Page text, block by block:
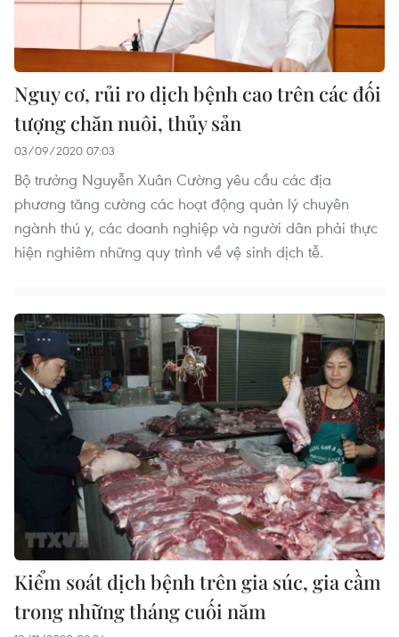
Nguy cơ, rủi ro dịch bệnh cao trên các đối
tượng chăn nuôi, thủy sản
03/09/2020 07:03
Bộ trưởng Nguyễn Xuân Cường yêu cầu các địa
phương tăng cường các hoạt động quản lý chuyên
ngành thú y, các doanh nghiệp và người dân phải thực
hiện nghiêm những quy trình về vệ sinh dịch tễ.
Kiểm soát dịch bệnh trên gia súc, gia cầm
trong những tháng cuối năm